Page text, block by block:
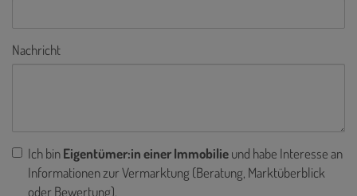
Nachricht
Ich binEigentümer:in einer Immobilieund habe Interesse an
Informationen zur Vermarktung (Beratung, Marktüberblick
oder Bewertung).